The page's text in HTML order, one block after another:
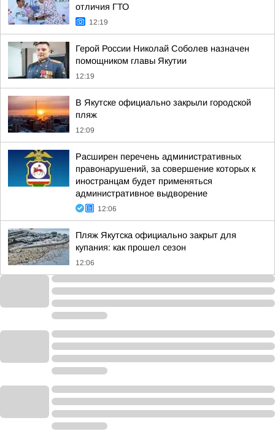
отличия ГТО
12:19
Герой России Николай Соболев назначен
помощником главы Якутии
12:19
В Якутске официально закрыли городской
пляж
12:09
Расширен перечень административных
правонарушений, за совершение которых к
иностранцам будет применяться
административное выдворение
12:06
Пляж Якутска официально закрыт для
купания: как прошел сезон
12:06